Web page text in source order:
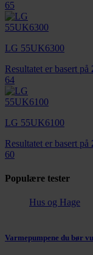
65
LG 55UK6300
Resultatet er basert på
64
LG 55UK6100
Resultatet er basert på
60
Populære tester
Hus og Hage
Varmepumpene du bør